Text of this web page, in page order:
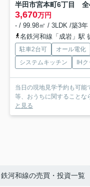
半田市宮本町6丁目
3,670万円
- / 99.98㎡ / 3LDK /築3年
名鉄河和線「成岩」駅
駐車2台可 オール電化
システムキッチン
IH
当日の現地見学予約も可能
等、おうちに関することな
と見る
河和線の売買・投資一覧